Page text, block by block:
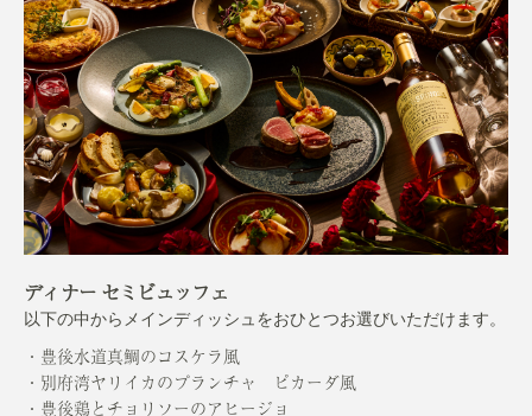
ディナー セミビュッフェ
以下の中からメインディッシュをおひとつお選びいただけます。
豊後水道真鯛のコスケラ風
別府湾ヤリイカのプランチャ ピカーダ風
豊後鶏とチョリソーのアヒージョ